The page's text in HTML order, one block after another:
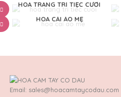
HOA TRANG TRÍ TIỆC CƯỚI
HOA CÀI ÁO MẸ
Email: sales@hoacamtaycodau.com